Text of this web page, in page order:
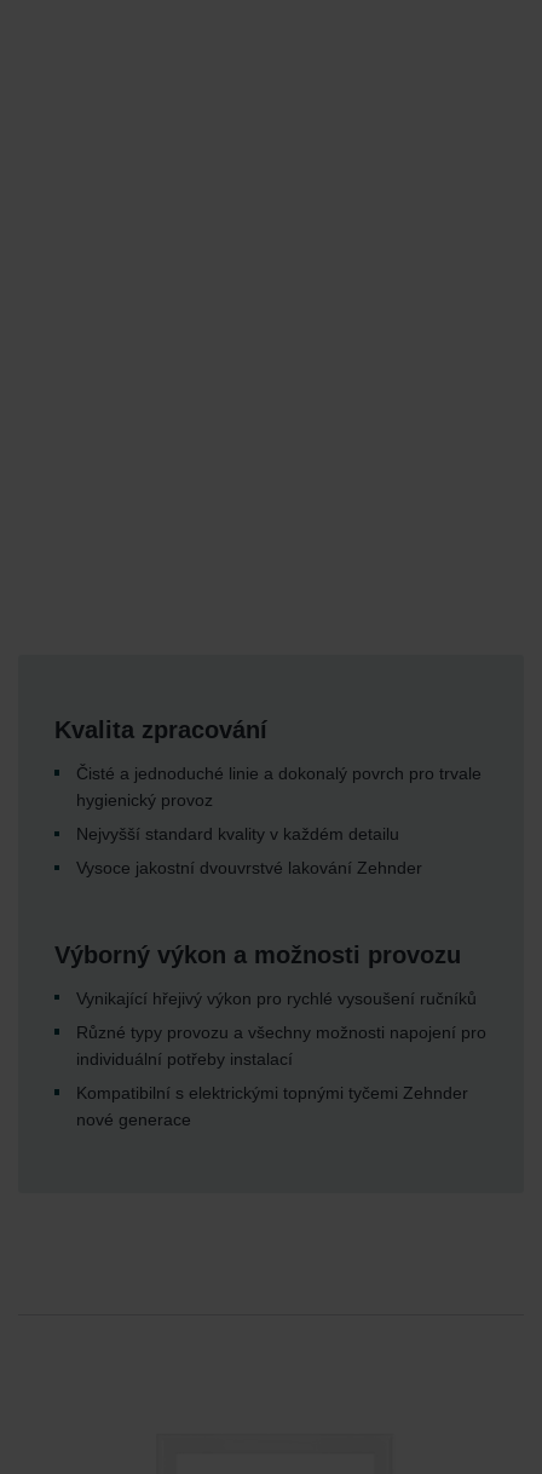
Kvalita zpracování
Čisté a jednoduché linie a dokonalý povrch pro trvale
hygienický provoz
Nejvyšší standard kvality v každém detailu
Vysoce jakostní dvouvrstvé lakování Zehnder
Výborný výkon a možnosti provozu
Vynikající hřejivý výkon pro rychlé vysoušení ručníků
Různé typy provozu a všechny možnosti napojení pro
individuální potřeby instalací
Kompatibilní s elektrickými topnými tyčemi Zehnder
nové generace